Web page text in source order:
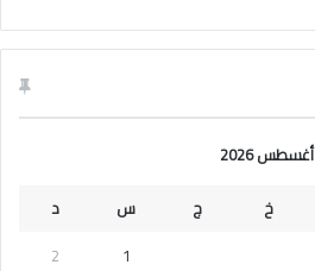
أغسطس 2026
خ ج س
د
1
2